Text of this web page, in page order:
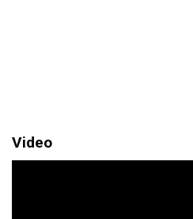
Video